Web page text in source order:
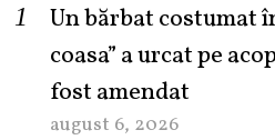
Un bărbat costumat
coasa” a urcat pe
fost amendat
august 6, 2026